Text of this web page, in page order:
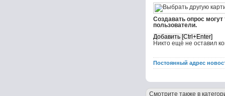
Создавать опрос
пользователи.
Никто ещё не оставил
Постоянный адрес
Смотрите также в